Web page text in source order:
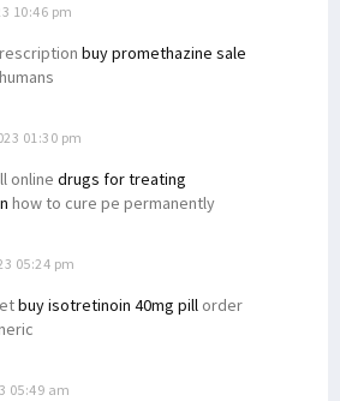
10:46 pm
buy promethazine sale
01:30 pm
online drugs for treating
how to cure pe permanently
05:24 pm
buy isotretinoin 40mg pill order
05:49 am